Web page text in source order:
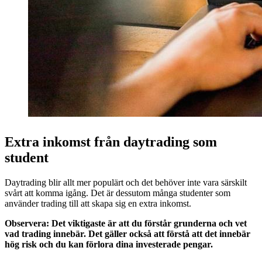
Extra inkomst från daytrading som
student
Daytrading blir allt mer populärt och det behöver inte vara särskilt
svårt att komma igång. Det är dessutom många studenter som
använder trading till att skapa sig en extra inkomst.
Observera: Det viktigaste är att du förstår grunderna och vet
vad trading innebär. Det gäller också att förstå att det innebär
hög risk och du kan förlora dina investerade pengar.